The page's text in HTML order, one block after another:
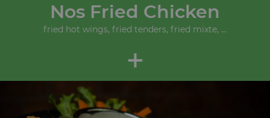
Nos Fried Chicken
fried hot wings, fried tenders, fried mixte, ...
+